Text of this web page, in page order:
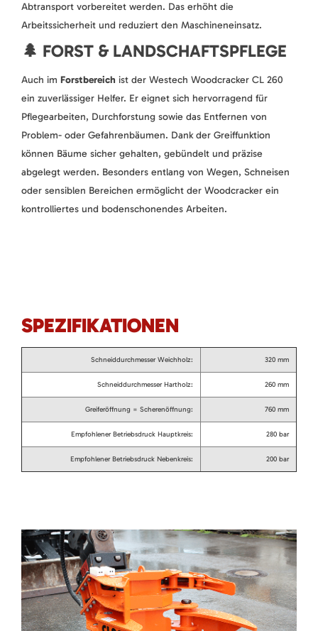
Abtransport vorbereitet werden. Das erhöht die
Arbeitssicherheit und reduziert den Maschineneinsatz.
🌲 FORST & LANDSCHAFTSPFLEGE
Auch im Forstbereich ist der Westech Woodcracker CL 260
ein zuverlässiger Helfer. Er eignet sich hervorragend für
Pflegearbeiten, Durchforstung sowie das Entfernen von
Problem- oder Gefahrenbäumen. Dank der Greiffunktion
können Bäume sicher gehalten, gebündelt und präzise
abgelegt werden. Besonders entlang von Wegen, Schneisen
oder sensiblen Bereichen ermöglicht der Woodcracker ein
kontrolliertes und bodenschonendes Arbeiten.
SPEZIFIKATIONEN
Schneiddurchmesser Weichholz: 320 mm
Schneiddurchmesser Hartholz: 260 mm
Greiferöffnung = Scherenöffnung: 760 mm
Empfohlener Betriebsdruck Hauptkreis: 280 bar
Empfohlener Betriebsdruck Nebenkreis: 200 bar